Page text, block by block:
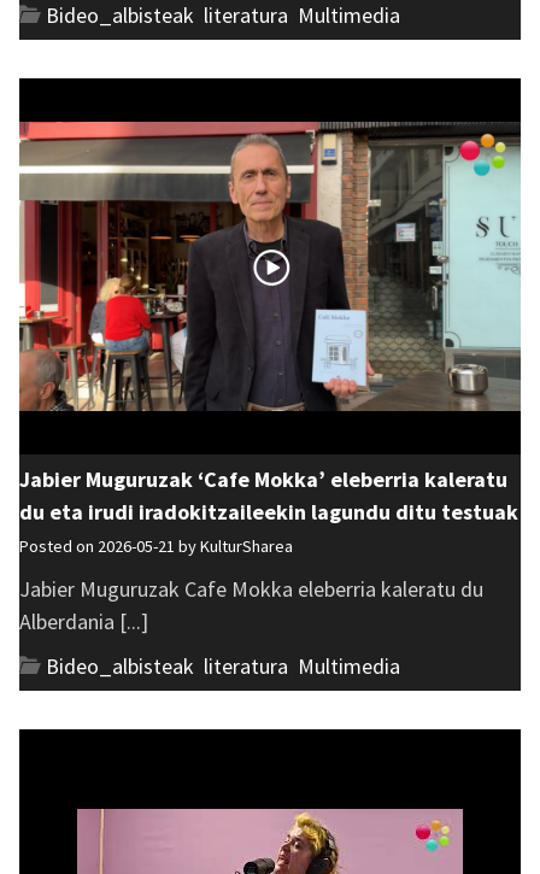
Bideo_albisteak literatura Multimedia
Jabier Muguruzak ‘Cafe Mokka’ eleberria kaleratu
du eta irudi iradokitzaileekin lagundu ditu testuak
Posted on 2026-05-21 byKulturSharea
Jabier Muguruzak Cafe Mokka eleberria kaleratu du
Alberdania [...]
Bideo_albisteak literatura Multimedia